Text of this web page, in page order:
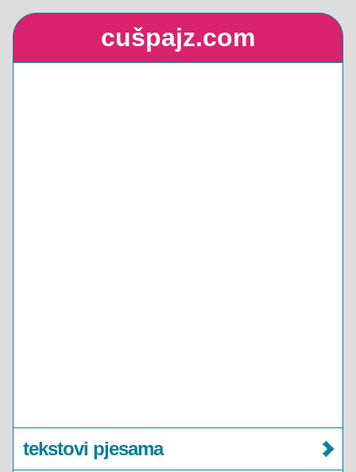
cušpajz.com
tekstovi pjesama